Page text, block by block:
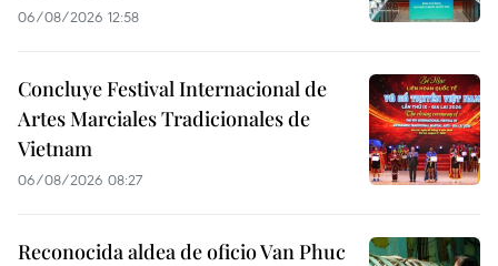
06/08/2026 12:58
Concluye Festival Internacional de
Artes Marciales Tradicionales de
Vietnam
06/08/2026 08:27
Reconocida aldea de oficio Van Phuc